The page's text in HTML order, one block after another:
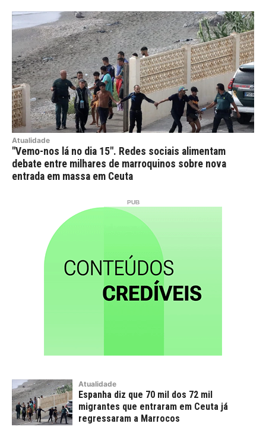
Atualidade
"Vemo-nos lá no dia 15". Redes sociais alimentam
debate entre milhares de marroquinos sobre nova
entrada em massa em Ceuta
Atualidade
Espanha diz que 70 mil dos 72 mil
migrantes que entraram em Ceuta já
regressaram a Marrocos